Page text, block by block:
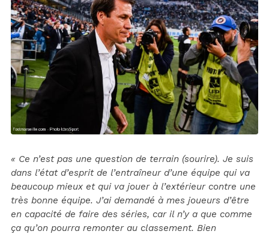
« Ce n’est pas une question de terrain (sourire). Je suis
dans l’état d’esprit de l’entraîneur d’une équipe qui va
beaucoup mieux et qui va jouer à l’extérieur contre une
très bonne équipe. J’ai demandé à mes joueurs d’être
en capacité de faire des séries, car il n’y a que comme
ça qu’on pourra remonter au classement. Bien